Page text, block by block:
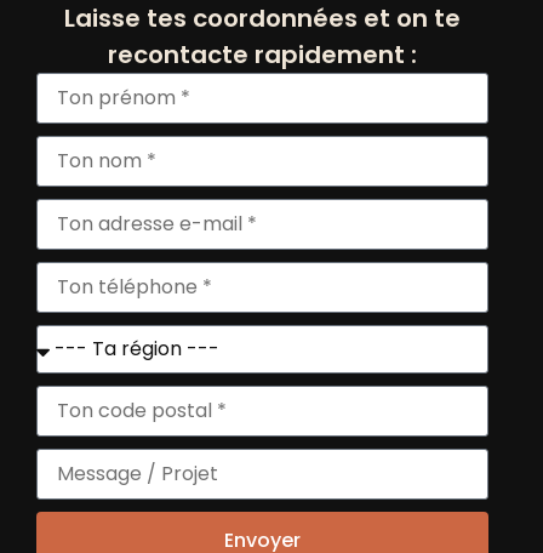
TOUS NOS POSITIVEURS
INSCRIVEZ VOUS
À NOS NEWSLETTERS
+
Laisse tes coordonnées et on te
recontacte rapidement :
Envoyer